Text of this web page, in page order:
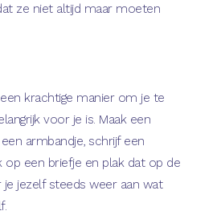
ze niet altijd maar moeten
een krachtige manier om je te
voor je is. Maak een
armbandje, schrijf een
op een briefje en plak dat op de
jezelf steeds weer aan wat